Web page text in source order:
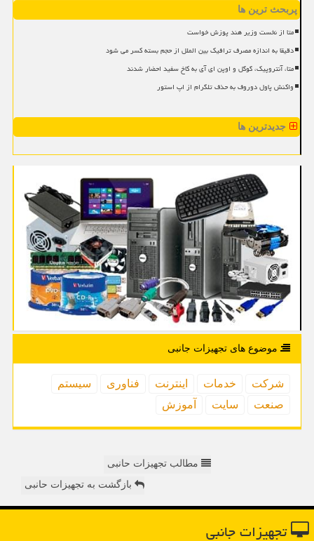
پربحث ترین ها
متا از نخست وزیر هند پوزش خواست
دقیقا به اندازه مصرف ترافیک بین الملل از حجم بسته کسر می شود
متا، آنتروپیک، گوگل و اوپن ای آی به کاخ سفید احضار شدند
واکنش پاول دوروف به حذف تلگرام از اپ استور
جدیدترین ها
موضوع های تجهیزات جانبی
شركت خدمات اینترنت فناوری
سیستم
صنعت
سایت آموزش
مطالب تجهیزات حانبی
بازگشت به تجهیزات حانبی
تجهیزات جانبی